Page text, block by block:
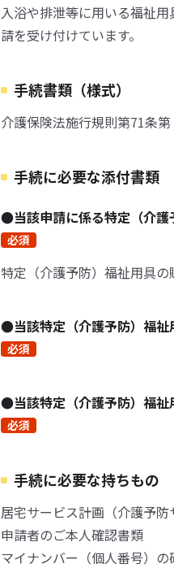
入浴や排泄等に用いる福祉
請を受け付けています。
手続書類（様式）
介護保険法施行規則第71条
手続に必要な添付書類
●当該申請に係る特定（介護
必須
特定（介護予防）福祉用具
●当該特定（介護予防）福祉
必須
●当該特定（介護予防）福祉
必須
手続に必要な持ちもの
居宅サービス計画（介護予
申請者のご本人確認書類
マイナンバー（個人番号）